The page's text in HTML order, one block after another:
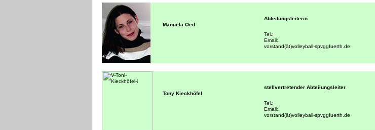
Manuela Oed
Abteilungsleiterin
Tel.:
Email:
vorstand(ät)volleyball-spvggfuerth.de
Tony Kieckhöfel
stellvertretender Abteilungsleiter
Tel.:
Email:
vorstand(ät)volleyball-spvggfuerth.de